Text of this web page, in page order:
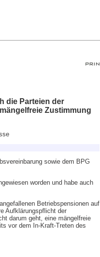
die Parteien der
Zustimmung
sowie dem BPG
worden und habe auch
Betriebspensionen auf
Aufklärungspflicht der
darum geht, eine mängelfreie
vor dem In-Kraft-Treten des